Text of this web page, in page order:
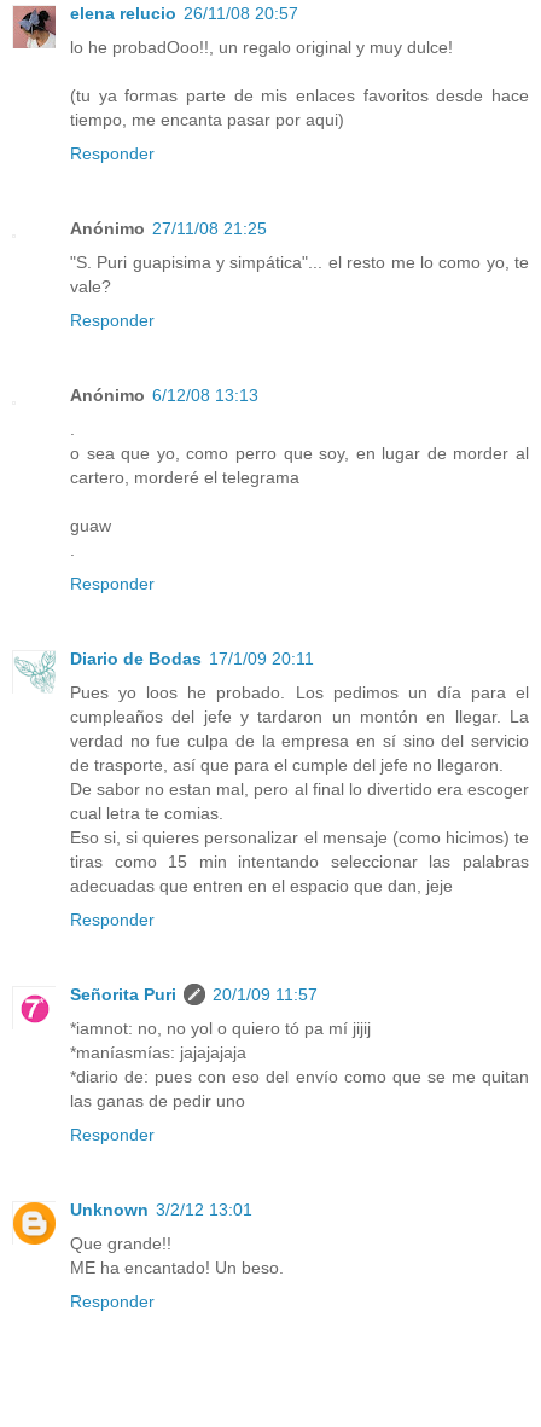
elena relucio 26/11/08 20:57
lo he probadOoo!!, un regalo original y muy dulce!
(tu ya formas parte de mis enlaces favoritos desde hace
tiempo, me encanta pasar por aqui)
Responder
Anónimo 27/11/08 21:25
"S. Puri guapisima y simpática"... el resto me lo como yo, te
vale?
Responder
Anónimo 6/12/08 13:13
o sea que yo, como perro que soy, en lugar de morder al
cartero, morderé el telegrama
guaw
Responder
Diario de Bodas 17/1/09 20:11
Pues yo loos he probado. Los pedimos un día para el
cumpleaños del jefe y tardaron un montón en llegar. La
verdad no fue culpa de la empresa en sí sino del servicio
de trasporte, así que para el cumple del jefe no llegaron.
De sabor no estan mal, pero al final lo divertido era escoger
cual letra te comias.
Eso si, si quieres personalizar el mensaje (como hicimos) te
tiras como 15 min intentando seleccionar las palabras
adecuadas que entren en el espacio que dan, jeje
Responder
Señorita Puri
20/1/09 11:57
*iamnot: no, no yol o quiero tó pa mí jijij
*maníasmías: jajajajaja
*diario de: pues con eso del envío como que se me quitan
las ganas de pedir uno
Responder
Unknown 3/2/12 13:01
Que grande!!
ME ha encantado! Un beso.
Responder